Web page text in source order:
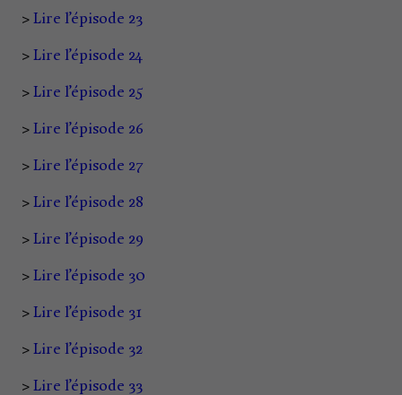
> Lire l’épisode 23
> Lire l’épisode 24
> Lire l’épisode 25
> Lire l’épisode 26
> Lire l’épisode 27
> Lire l’épisode 28
> Lire l’épisode 29
> Lire l’épisode 30
> Lire l’épisode 31
> Lire l’épisode 32
> Lire l’épisode 33